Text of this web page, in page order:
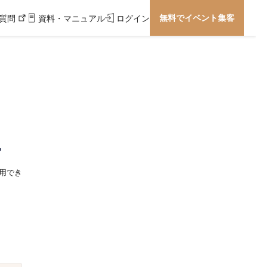
問 資料・マニュアル ログイン 無料でイベント集客
でき